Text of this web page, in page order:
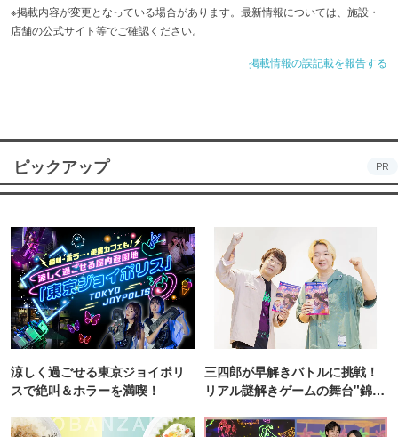
※掲載内容が変更となっている場合があります。最新情報については、施設・
店舗の公式サイト等でご確認ください。
掲載情報の誤記載を報告する
ピックアップ PR
涼しく過ごせる東京ジョイポリ
スで絶叫＆ホラーを満喫！
三四郎が早解きバトルに挑戦！
リアル謎解きゲームの舞台"錦糸